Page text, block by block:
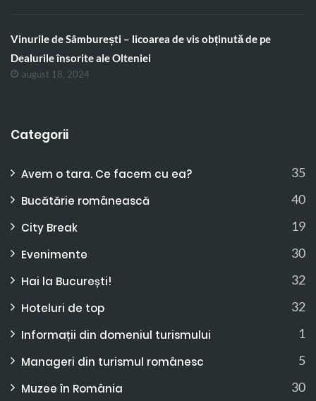
Vinurile de Sâmburești – licoarea de vis obținută de pe
Dealurile însorite ale Olteniei
august 18, 2024
Categorii
Avem o tara. Ce facem cu ea? 35
Bucătărie românească 40
City Break 19
Evenimente 30
Hai la București! 32
Hoteluri de top 32
Informații din domeniul turismului 1
Manageri din turismul românesc 5
Muzee în România 30